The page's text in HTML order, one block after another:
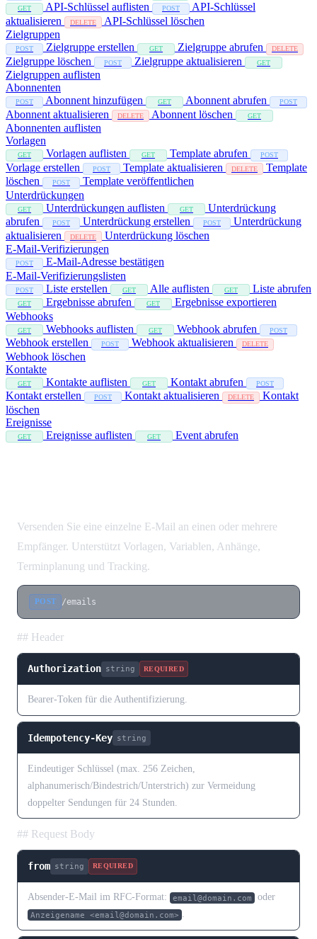
GET API-Schlüssel auflisten POST
API-Schlüssel
aktualisieren
DELETE
API-Schlüssel löschen
Zielgruppen
POST Zielgruppe erstellen GET Zielgruppe abrufen DELETE
Zielgruppe löschen POST Zielgruppe aktualisieren GET
Zielgruppen auflisten
Abonnenten
POST Abonnent hinzufügen GET Abonnent abrufen POST
Abonnent aktualisieren DELETE Abonnent löschen GET
Abonnenten auflisten
Vorlagen
GET Vorlagen auflisten GET Template abrufen POST
Vorlage erstellen POST Template aktualisieren DELETE
Template
löschen
POST
Template veröffentlichen
Unterdrückungen
GET Unterdrückungen auflisten GET
Unterdrückung
abrufen
POST Unterdrückung erstellen POST
Unterdrückung
aktualisieren
DELETE
Unterdrückung löschen
E-Mail-Verifizierungen
POST
E-Mail-Adresse bestätigen
E-Mail-Verifizierungslisten
POST Liste erstellen GET Alle auflisten GET Liste abrufen
GET Ergebnisse abrufen GET
Ergebnisse exportieren
Webhooks
GET Webhooks auflisten GET Webhook abrufen POST
Webhook erstellen POST Webhook aktualisieren DELETE
Webhook löschen
Kontakte
GET Kontakte auflisten GET Kontakt abrufen POST
Kontakt erstellen POST Kontakt aktualisieren DELETE
Kontakt
löschen
Ereignisse
GET Ereignisse auflisten GET Event abrufen
Versenden Sie eine einzelne E-Mail an einen oder mehrere
Empfänger. Unterstützt Vorlagen, Variablen, Anhänge,
Terminplanung und Tracking.
POST /emails
## Header
Authorization string REQUIRED
Bearer-Token für die Authentifizierung.
Idempotency-Key string
Eindeutiger Schlüssel (max. 256 Zeichen,
alphanumerisch/Bindestrich/Unterstrich) zur Vermeidung
doppelter Sendungen für 24 Stunden.
## Request Body
from string REQUIRED
Absender-E-Mail im RFC-Format: email@domain.com oder
Anzeigename <email@domain.com> .